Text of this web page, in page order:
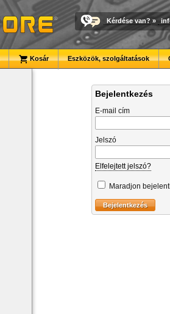
Kérdése van? »
Kosár Eszközök, szolgáltatások
Bejelentkezés
E-mail cím
Jelszó
Elfelejtett jelszó?
Maradjon